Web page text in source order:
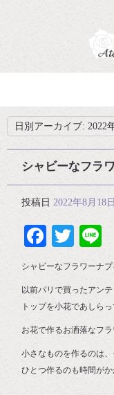
日別アーカイブ: 2022
シャビーなフラ
投稿日 2022年8月18日
シャビーなフラワーナ
以前パリで買ったアン
トップを小花であしらっ
お花で作るお洒落なフラ
小さなものを作るのは
ひとつ作るのも時間がか